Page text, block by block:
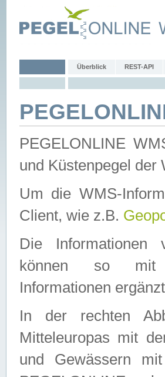
Überblick REST-API
PEGELONLINE
und Küstenpegel der
Um die WMS-
Client, wie z.B.
Die Informationen
können so mit
Informationen
In der rechten
Mitteleuropas mit
und Gewässern